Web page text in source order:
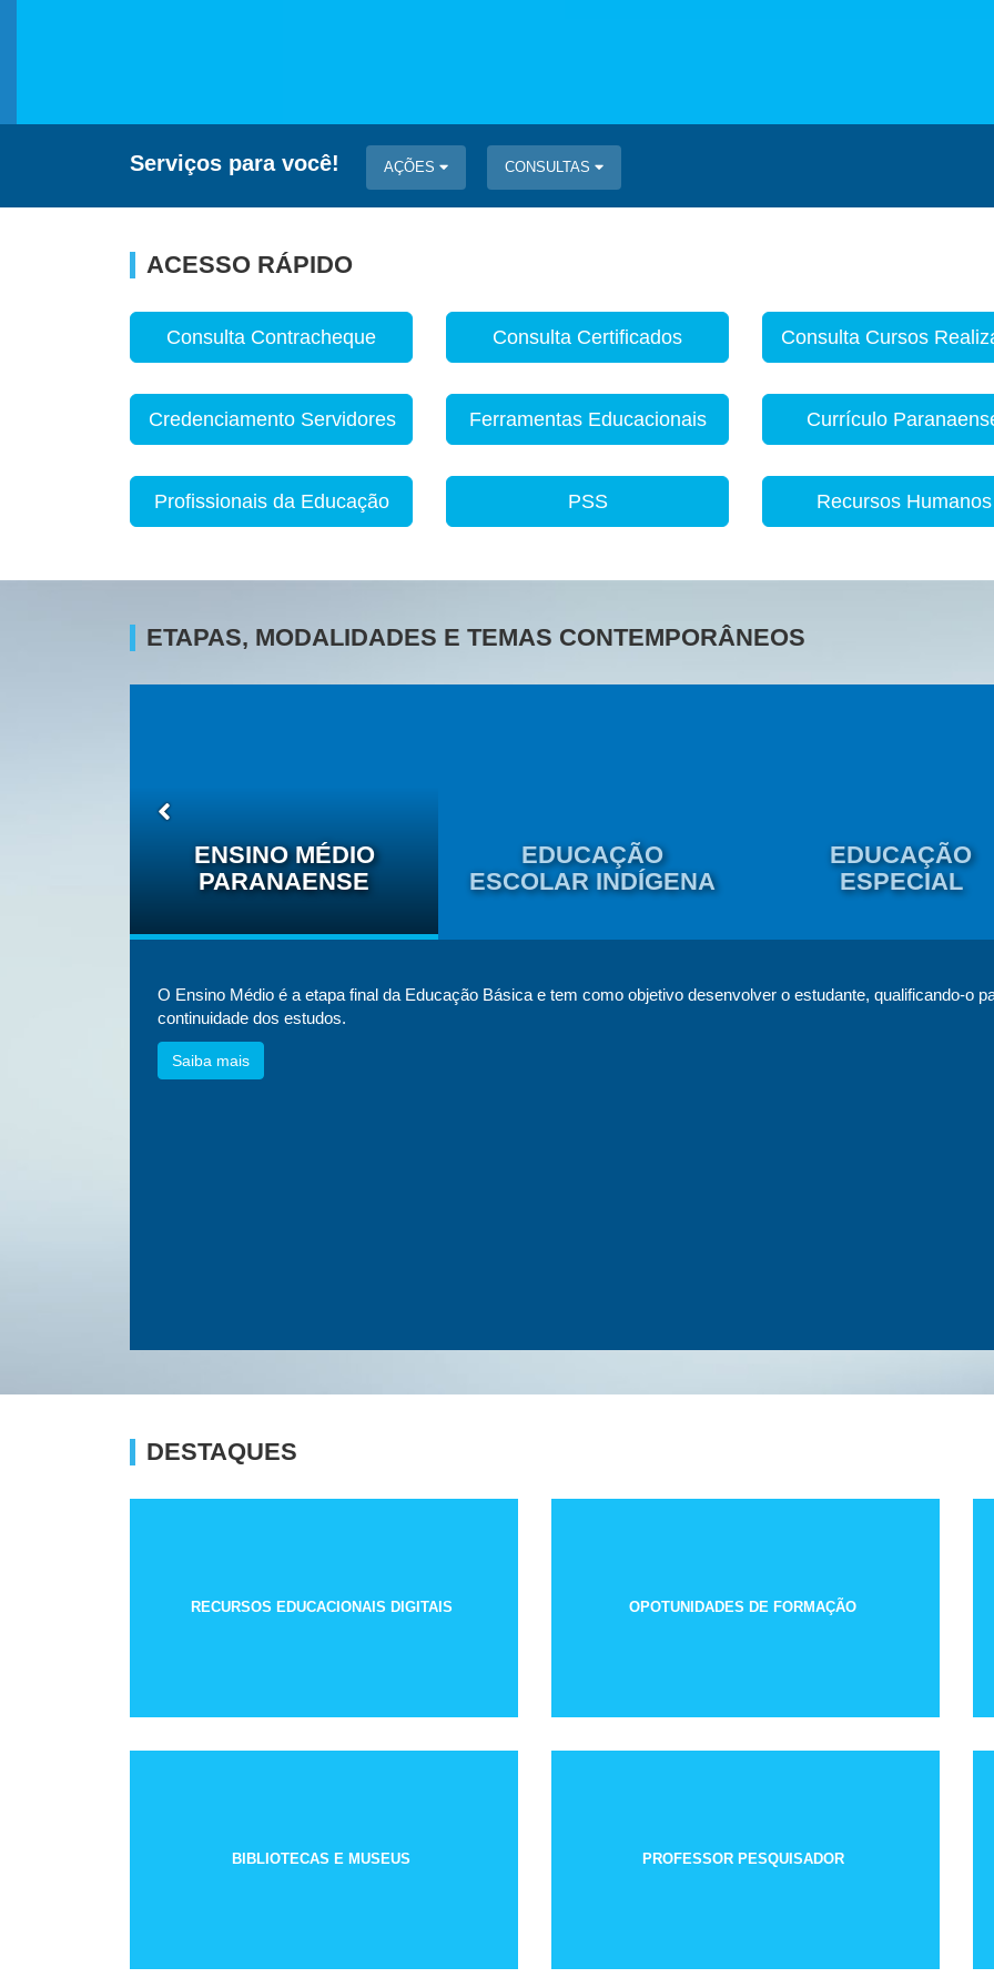
Serviços para você! AÇÕES CONSULTAS
ACESSO RÁPIDO
Consulta Contracheque Consulta Certificados Consulta Cursos
Credenciamento Servidores Ferramentas Educacionais Currículo
Profissionais da Educação PSS Recursos Humanos
ETAPAS, MODALIDADES E TEMAS CONTEMPORÂNEOS
ENSINO MÉDIO
PARANAENSE
EDUCAÇÃO
ESCOLAR INDÍGENA
EDUCAÇÃO
ESPECIAL
O Ensino Médio é a etapa final da Educação Básica e tem como objetivo desenvolver o estudante, qualificando-o
continuidade dos estudos.
Saiba mais
DESTAQUES
RECURSOS EDUCACIONAIS DIGITAIS OPOTUNIDADES DE FORMAÇÃO
BIBLIOTECAS E MUSEUS PROFESSOR PESQUISADOR